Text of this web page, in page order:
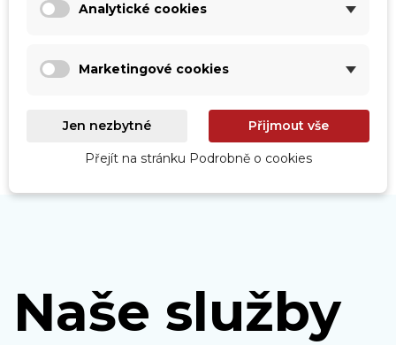
Naše služby
Analytické cookies
Marketingové cookies
Jen nezbytné Přijmout vše
Přejít na stránku Podrobně o cookies